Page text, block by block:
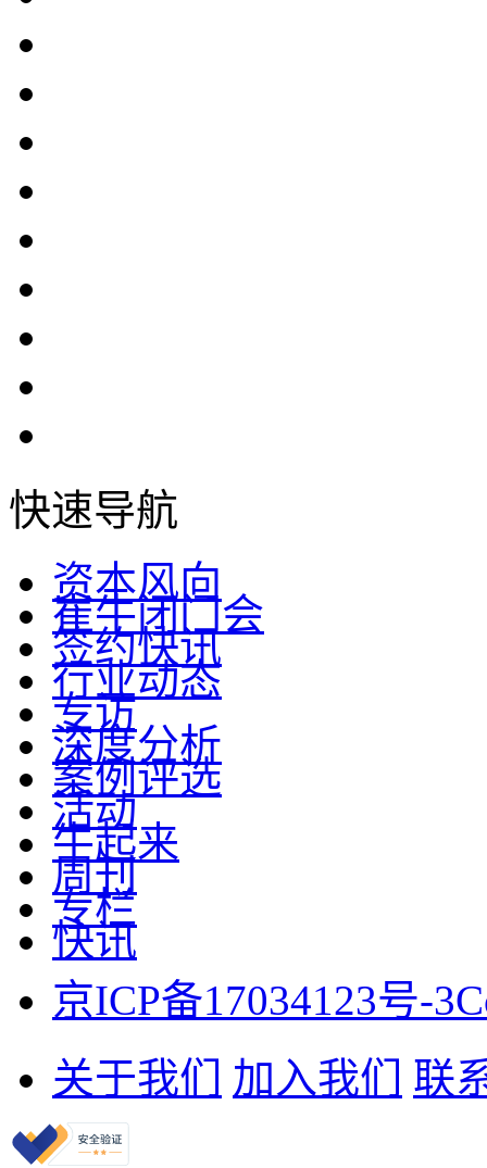
快速导航
资本风向
崔牛闭门会
签约快讯
行业动态
专访
深度分析
案例评选
活动
牛起来
周刊
专栏
快讯
京ICP备17034123号-3
关于我们
加入我们 联